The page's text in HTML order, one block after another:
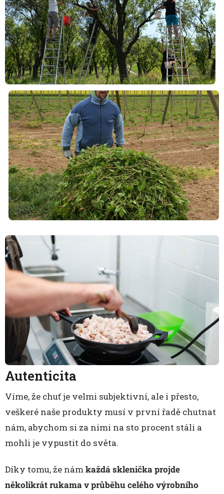
Autenticita
Víme, že chuť je velmi subjektivní, ale i přesto,
veškeré naše produkty musí v první řadě chutnat
nám, abychom si za nimi na sto procent stáli a
mohli je vypustit do světa.
Díky tomu, že námkaždá sklenička projde
několikrát rukama v průběhu celého výrobního